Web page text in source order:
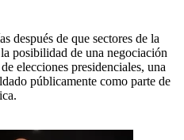
después de que sectores de la
posibilidad de una negociación
elecciones presidenciales, una
públicamente como parte de